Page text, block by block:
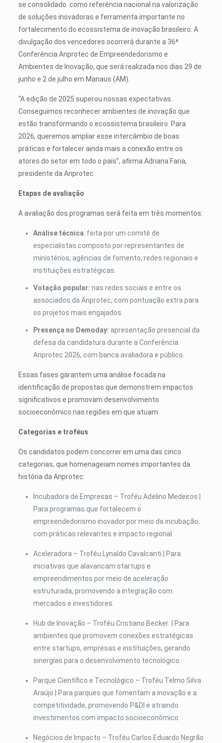
se consolidado como referência nacional na valorização
de soluções inovadoras e ferramenta importante no
fortalecimento do ecossistema de inovação brasileiro. A
divulgação dos vencedores ocorrerá durante a 36ª
Conferência Anprotec de Empreendedorismo e
Ambientes de Inovação, que será realizada nos dias 29 de
junho e 2 de julho em Manaus (AM).
“A edição de 2025 superou nossas expectativas.
Conseguimos reconhecer ambientes de inovação que
estão transformando o ecossistema brasileiro. Para
2026, queremos ampliar esse intercâmbio de boas
práticas e fortalecer ainda mais a conexão entre os
atores do setor em todo o país”, afirma Adriana Faria,
presidente da Anprotec.
Etapas de avaliação
A avaliação dos programas será feita em três momentos:
Análise técnica: feita por um comitê de
especialistas composto por representantes de
ministérios, agências de fomento, redes regionais e
instituições estratégicas.
Votação popular: nas redes sociais e entre os
associados da Anprotec, com pontuação extra para
os projetos mais engajados.
Presença no Demoday: apresentação presencial da
defesa da candidatura durante a Conferência
Anprotec 2026, com banca avaliadora e público.
Essas fases garantem uma análise focada na
identificação de propostas que demonstrem impactos
significativos e promovam desenvolvimento
socioeconômico nas regiões em que atuam.
Categorias e troféus
Os candidatos podem concorrer em uma das cinco
categorias, que homenageiam nomes importantes da
história da Anprotec:
Incubadora de Empresas – Troféu Adelino Medeiros |
Para programas que fortalecem o
empreendedorismo inovador por meio da incubação,
com práticas relevantes e impacto regional.
Aceleradora – Troféu Lynaldo Cavalcanti |
Para
iniciativas que alavancam startups e
empreendimentos por meio de aceleração
estruturada, promovendo a integração com
mercados e investidores.
Hub de Inovação – Troféu Cristiano Becker |
Para
ambientes que promovem conexões estratégicas
entre startups, empresas e instituições, gerando
sinergias para o desenvolvimento tecnológico.
Parque Científico e Tecnológico – Troféu Telmo Silva
Araújo |
Para parques que fomentam a inovação e a
competitividade, promovendo P&DI e atraindo
investimentos com impacto socioeconômico.
Negócios de Impacto – Troféu Carlos Eduardo Negrão